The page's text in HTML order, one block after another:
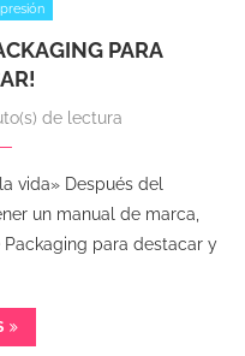
PARA
de lectura
vida» Después del
un manual de marca,
para destacar y